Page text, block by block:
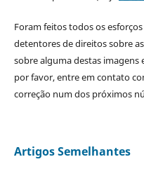
Foram feitos todos os
detentores de direitos sobre
sobre alguma destas
por favor, entre em contato
correção num dos próximos
Artigos Semelhantes